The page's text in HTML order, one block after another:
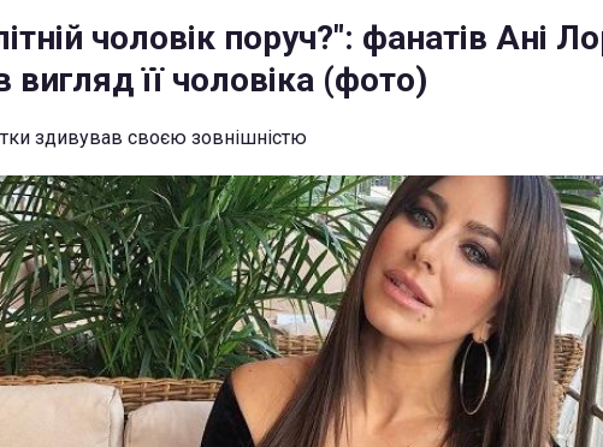
чоловік поруч?": фанатів Ані
вигляд її чоловіка (фото)
здивував своєю зовнішністю